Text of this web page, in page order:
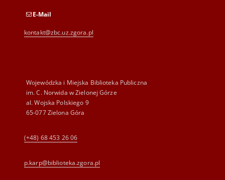
E-Mail
kontakt@zbc.uz.zgora.pl
Wojewódzka i Miejska Biblioteka Publiczna
im. C. Norwida w Zielonej Górze
al. Wojska Polskiego 9
65-077 Zielona Góra
(+48) 68 453 26 06
p.karp@biblioteka.zgora.pl